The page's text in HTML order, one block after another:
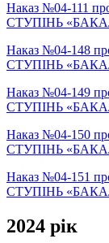
Наказ №04-111
СТУПІНЬ
Наказ №04-148
СТУПІНЬ
Наказ №04-149
СТУПІНЬ
Наказ №04-150
СТУПІНЬ
Наказ №04-151
СТУПІНЬ
2024 рік